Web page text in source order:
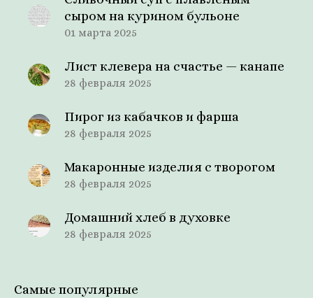
сыром на курином бульоне
01 марта 2025
Лист клевера на счастье — канапе
28 февраля 2025
Пирог из кабачков и фарша
28 февраля 2025
Макаронные изделия с творогом
28 февраля 2025
Домашний хлеб в духовке
28 февраля 2025
Самые популярные